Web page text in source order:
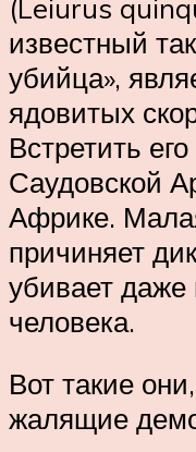
(Leiurus
известный
убийца»,
ядовитых
Встретить
Саудовской
Африке.
причиняет
убивает даже
человека.
Вот такие
жалящие